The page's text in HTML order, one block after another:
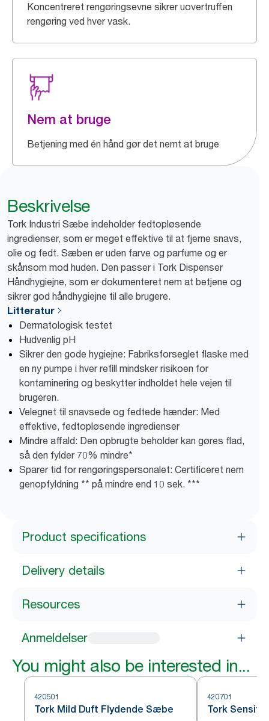
Koncentreret rengøringsevne sikrer uovertruffen
rengøring ved hver vask.
Nem at bruge
Betjening med én hånd gør det nemt at bruge
Beskrivelse
Tork Industri Sæbe indeholder fedtopløsende
ingredienser, som er meget effektive til at fjerne snavs,
olie og fedt. Sæben er uden farve og parfume og er
skånsom mod huden. Den passer i Tork Dispenser
Håndhygiejne, som er dokumenteret nem at betjene og
sikrer god håndhygiejne til alle brugere.
Litteratur
Dermatologisk testet
Hudvenlig pH
Sikrer den gode hygiejne: Fabriksforseglet flaske med
en ny pumpe i hver refill mindsker risikoen for
kontaminering og beskytter indholdet hele vejen til
brugeren.
Velegnet til snavsede og fedtede hænder: Med
effektive, fedtopløsende ingredienser
Mindre affald: Den opbrugte beholder kan gøres flad,
så den fylder 70% mindre*
Sparer tid for rengøringspersonalet: Certificeret nem
genopfyldning ** på mindre end 10 sek. ***
Product specifications
Delivery details
Resources
Anmeldelser
You might also be interested in...
420501
Tork Mild Duft Flydende Sæbe
420701
Tork